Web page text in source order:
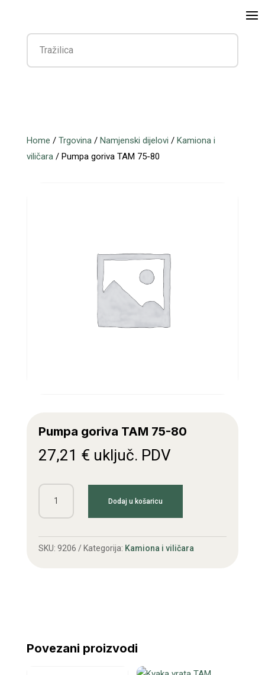
Home / Trgovina/ Namjenski dijelovi / Kamiona i
viličara/ Pumpa goriva TAM 75-80
Pumpa goriva TAM 75-80
27,21 € uključ. PDV
Pumpa
goriva
75-
Dodaj u košaricu
SKU: 9206 Kategorija: Kamiona i viličara
Povezani proizvodi